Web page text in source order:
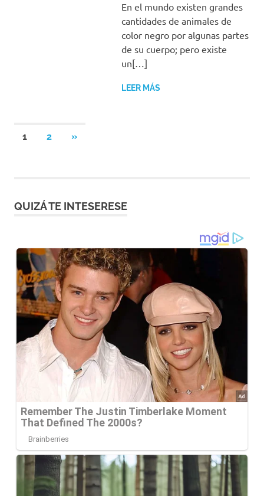
En el mundo existen grandes
cantidades de animales de
color negro por algunas partes
de su cuerpo; pero existe
un[…]
LEER MÁS
Paginación
1 2
SIGUIENTES
»
QUIZÁ TE INTESERESE